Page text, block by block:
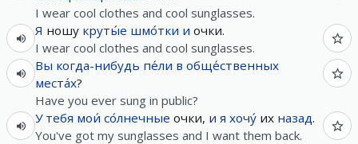
I wear cool clothes and cool sunglasses.
Я ношу круты́е шмо́тки и очки.
I wear cool clothes and cool sunglasses.
Вы когда-нибудь пе́ли в обще́ственных
места́х?
Have you ever sung in public?
У тебя мои́ со́лнечные очки, и я хочу́ их назад.
You've got my sunglasses and I want them back.